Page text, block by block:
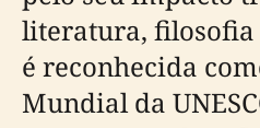
literatura, filosofia
é reconhecida
Mundial da